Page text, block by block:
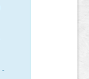
-